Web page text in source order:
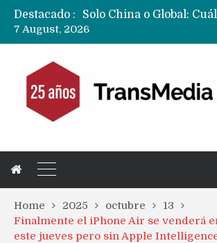
Destacado :
7 August, 2026
Home 2025 octubre
13
Finalmente el iPhone Air se venderá
este jueves pero sin Apple